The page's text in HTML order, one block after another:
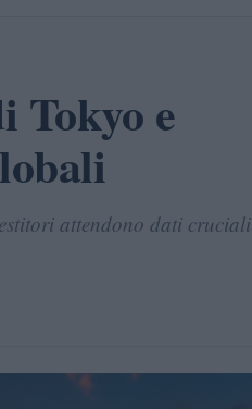
Tokyo e
attendono dati cruciali